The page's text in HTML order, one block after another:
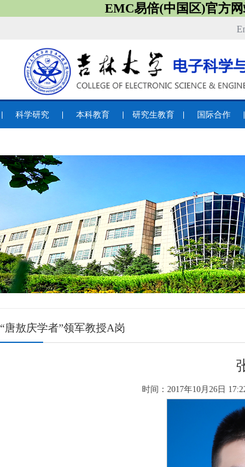
EMC易倍(中国区)官方
科学研究 本科教育 研究生教育 国际合作
“唐敖庆学者”领军教授A岗
时间：2017年10月26日